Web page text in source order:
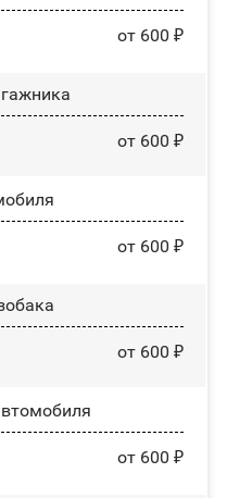
от 600 ₽
от 600 ₽
от 600 ₽
от 600 ₽
от 600 ₽